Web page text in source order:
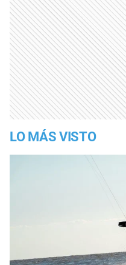
LO MÁS VISTO